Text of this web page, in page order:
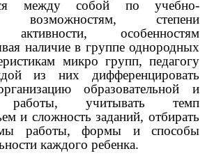
между собой по учебно-
возможностям, степени
активности, особенностям
наличие в группе однородных
микро групп, педагогу
из них дифференцировать
образовательной и
работы, учитывать темп
и сложность заданий, отбирать
работы, формы и способы
каждого ребенка.